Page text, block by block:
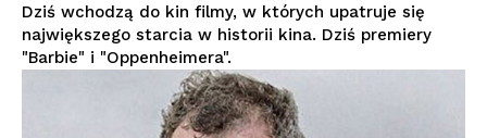
Dziś wchodzą do kin filmy, w których upatruje się
największego starcia w historii kina. Dziś premiery
"Barbie" i "Oppenheimera".